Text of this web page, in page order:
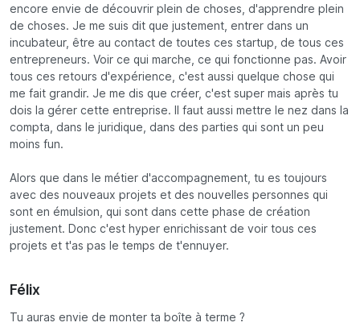
encore envie de découvrir plein de choses, d'apprendre plein
de choses. Je me suis dit que justement, entrer dans un
incubateur, être au contact de toutes ces startup, de tous ces
entrepreneurs. Voir ce qui marche, ce qui fonctionne pas. Avoir
tous ces retours d'expérience, c'est aussi quelque chose qui
me fait grandir. Je me dis que créer, c'est super mais après tu
dois la gérer cette entreprise. Il faut aussi mettre le nez dans la
compta, dans le juridique, dans des parties qui sont un peu
moins fun.
Alors que dans le métier d'accompagnement, tu es toujours
avec des nouveaux projets et des nouvelles personnes qui
sont en émulsion, qui sont dans cette phase de création
justement. Donc c'est hyper enrichissant de voir tous ces
projets et t'as pas le temps de t'ennuyer.
Félix
Tu auras envie de monter ta boîte à terme ?